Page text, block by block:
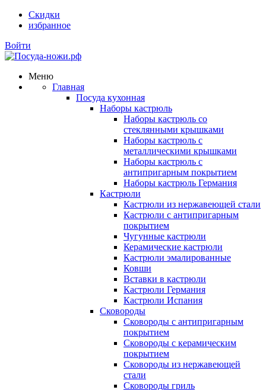
Скидки
избранное
Войти
Меню
Главная
Посуда кухонная
Наборы кастрюль
Наборы кастрюль со
стеклянными крышками
Наборы кастрюль с
металлическими крышками
Наборы кастрюль с
антипригарным покрытием
Наборы кастрюль Германия
Кастрюли
Кастрюли из нержавеющей стали
Кастрюли с антипригарным
покрытием
Чугунные кастрюли
Керамические кастрюли
Кастрюли эмалированные
Ковши
Вставки в кастрюли
Кастрюли Германия
Кастрюли Испания
Сковороды
Сковороды с антипригарным
покрытием
Сковороды с керамическим
покрытием
Сковороды из нержавеющей
стали
Сковороды гриль